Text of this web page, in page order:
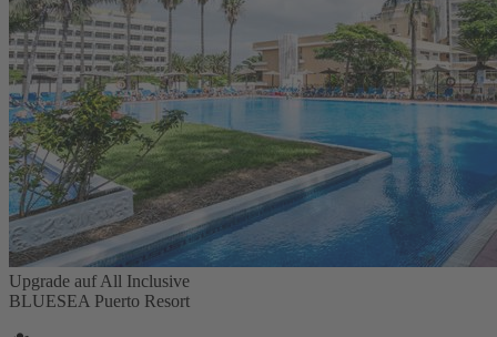
Upgrade auf All Inclusive
BLUESEA Puerto Resort